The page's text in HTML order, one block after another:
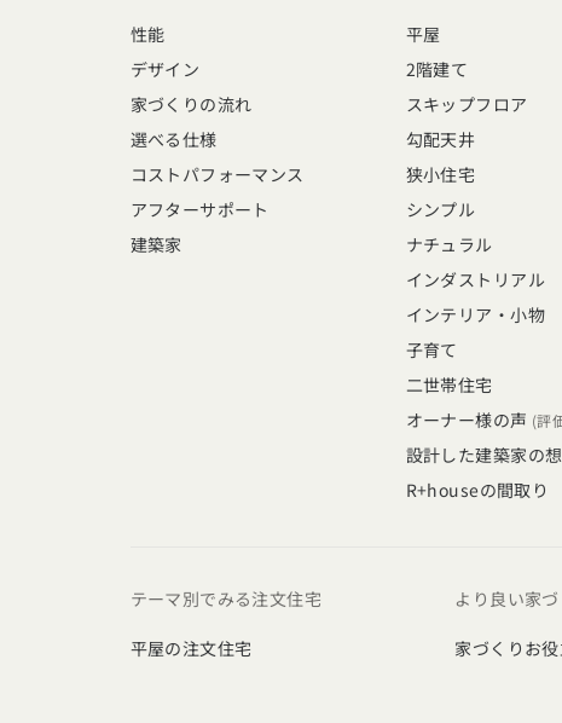
性能
デザイン
家づくりの流れ
選べる仕様
コストパフォーマンス
アフターサポート
建築家
平屋
2階建て
スキップフロア
勾配天井
狭小住宅
シンプル
ナチュラル
インダストリアル
インテリア・小物
子育て
二世帯住宅
オーナー様の声 (評
設計した建築家の
R+houseの間取り
テーマ別でみる注文住宅
平屋の注文住宅
より良い家
家づくりお